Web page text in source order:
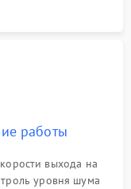
работы
выхода на
уровня шума